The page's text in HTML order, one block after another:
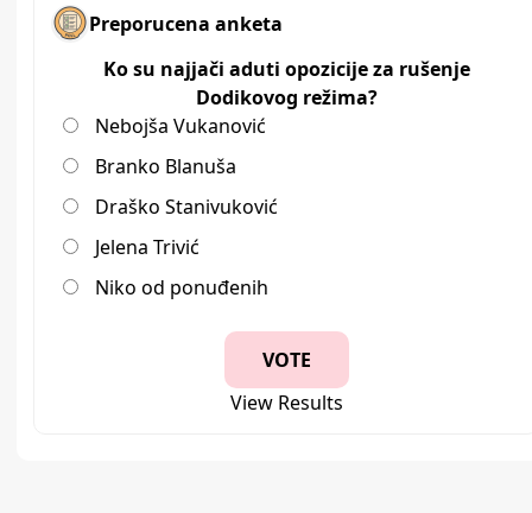
Preporucena anketa
Ko su najjači aduti opozicije za rušenje
Dodikovog režima?
Nebojša Vukanović
Branko Blanuša
Draško Stanivuković
Jelena Trivić
Niko od ponuđenih
View Results